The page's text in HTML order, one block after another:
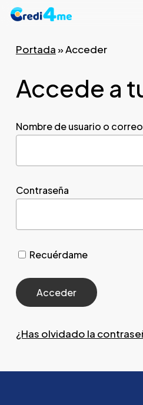
Skip
mainPortada»Acceder
Accede a
Nombre de usuario o
Contraseña
Recuérdame
¿Has olvidado la